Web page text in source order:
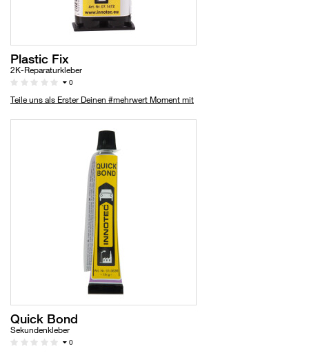
Plastic Fix
2K-Reparaturkleber
0
Teile uns als Erster Deinen #mehrwert Moment mit
Quick Bond
Sekundenkleber
0